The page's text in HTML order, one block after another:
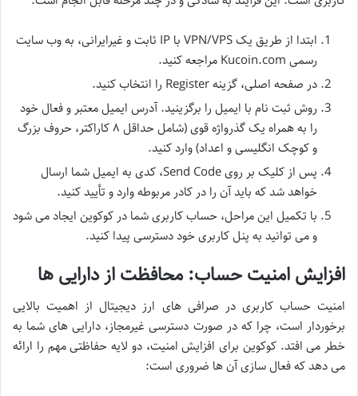
ابتدا از طریق یک VPN/VPS با IP ثابت و غیرایرانی، به وب سایت
رسمی Kucoin.com مراجعه کنید.
در صفحه اصلی، گزینه Register را انتخاب کنید.
روش ثبت نام با ایمیل را برگزینید. آدرس ایمیل معتبر و فعال خود
را به همراه یک گذرواژه قوی (شامل حداقل ۸ کاراکتر، حروف بزرگ
و کوچک انگلیسی و اعداد) وارد کنید.
پس از کلیک بر روی Send Code، کدی به ایمیل شما ارسال
خواهد شد که باید آن را در کادر مربوطه وارد و تأیید کنید.
با تکمیل این مراحل، حساب کاربری شما در کوکوین ایجاد می شود
و می توانید به پنل کاربری خود دسترسی پیدا کنید.
افزایش امنیت حساب: محافظت از دارایی ها
امنیت حساب کاربری در صرافی های ارز دیجیتال از اهمیت بالایی
برخوردار است، چرا که در صورت دسترسی غیرمجاز، دارایی های شما به
خطر می افتد. کوکوین برای افزایش امنیت، دو لایه حفاظتی مهم را ارائه
می دهد که فعال سازی آن ها ضروری است: